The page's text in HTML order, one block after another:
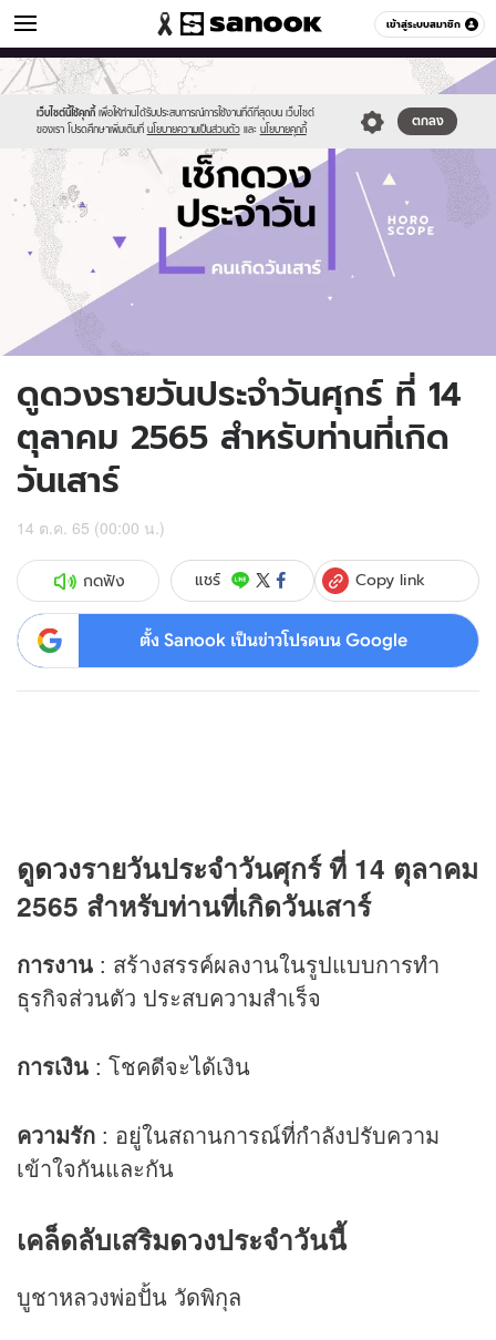
เข้าสู่ระบบสมาชิก
ดูดวง หมวดอื่นๆ
เว็บไซต์นี้ใช้คุกกี้ เพื่อให้ท่านได้รับประสบการณ์การใช้งานที่ดีที่สุดบน เว็บไซต์
ของเรา โปรดศึกษาเพิ่มเติมที่ นโยบายความเป็นส่วนตัว และ นโยบายคุกกี้
ตกลง
Sanook
//s.isanook.com/sr/0/images/logo-
new-
sanook.png
600
60
//s.isanook.com/ho/0/ud/fxd/day/daily-
horoscope-
saturday.jpg
ดูดวงรายวันประจำวันศุกร์ ที่ 14
ตุลาคม 2565 สำหรับท่านที่เกิด
วันเสาร์
14 ต.ค. 65 (00:00 น.)
กดฟัง แชร์ Copy link
ตั้ง Sanook เป็นข่าวโปรดบน Google
ดูดวงรายวันประจำวันศุกร์ ที่ 14 ตุลาคม
2565 สำหรับท่านที่เกิดวันเสาร์
การงาน : สร้างสรรค์ผลงานในรูปแบบการทำ
ธุรกิจส่วนตัว ประสบความสำเร็จ
การเงิน : โชคดีจะได้เงิน
ความรัก : อยู่ในสถานการณ์ที่กำลังปรับความ
เข้าใจกันและกัน
เคล็ดลับเสริมดวงประจำวันนี้
บูชาหลวงพ่อปั้น วัดพิกุล